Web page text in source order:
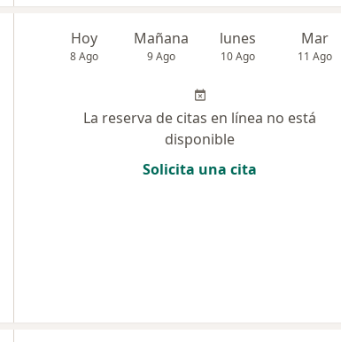
Hoy
8 Ago
Mañana
9 Ago
lunes
10 Ago
Mar
11 Ago
La reserva de citas en línea no está
disponible
Solicita una cita